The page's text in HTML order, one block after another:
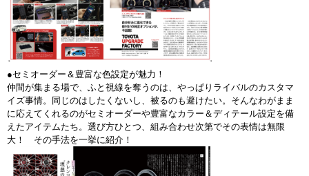
●セミオーダー＆豊富な色設定が魅力！
仲間が集まる場で、ふと視線を奪うのは、やっぱりライバルのカスタマ
イズ事情。同じのはしたくないし、被るのも避けたい。そんなわがまま
に応えてくれるのがセミオーダーや豊富なカラー＆ディテール設定を備
えたアイテムたち。選び方ひとつ、組み合わせ次第でその表情は無限
大！ その手法を一挙に紹介！